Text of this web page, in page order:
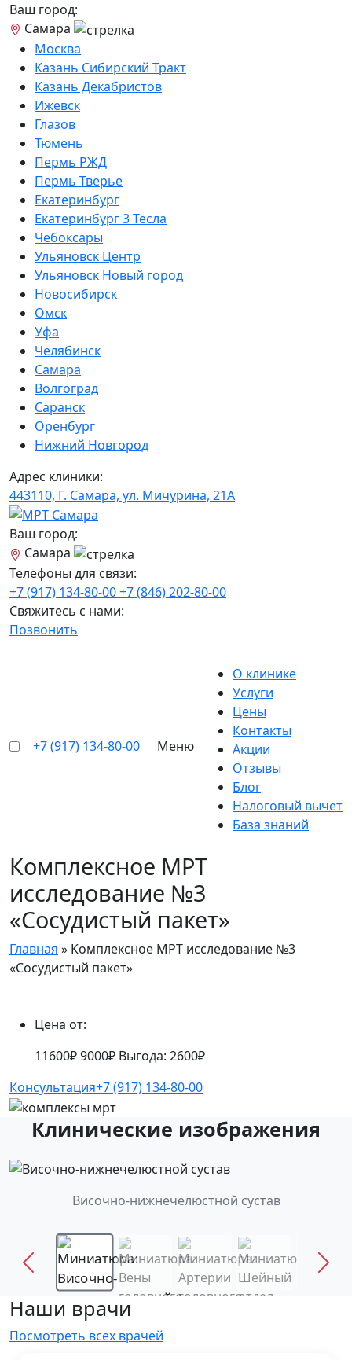
Ваш город:
Самара
Москва
Казань Сибирский Тракт
Казань Декабристов
Ижевск
Глазов
Тюмень
Пермь РЖД
Пермь Тверье
Екатеринбург
Екатеринбург 3 Тесла
Чебоксары
Ульяновск Центр
Ульяновск Новый город
Новосибирск
Омск
Уфа
Челябинск
Самара
Волгоград
Саранск
Оренбург
Нижний Новгород
Адрес клиники:
443110, Г. Самара, ул. Мичурина, 21А
Ваш город:
Самара
Телефоны для связи:
+7 (917) 134-80-00+7 (846) 202-80-00
Свяжитесь с нами:
Позвонить
+7 (917) 134-80-00 Меню
О клинике
Услуги
Цены
Контакты
Акции
Отзывы
Блог
Налоговый вычет
База знаний
Комплексное МРТ
исследование №3
«Сосудистый пакет»
Главная » Комплексное МРТ исследование №3
«Сосудистый пакет»
Цена от:
11600₽9000₽ Выгода: 2600₽
Консультация+7 (917) 134-80-00
Клинические изображения
Височно-нижнечелюстной сустав
Наши врачи
Посмотреть всех врачей